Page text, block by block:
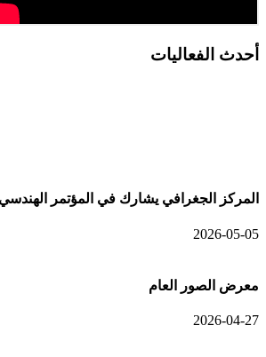
أحدث الفعاليات
المركز الجغرافي يشارك في المؤتمر
2026-05-05
معرض الصور العام
2026-04-27